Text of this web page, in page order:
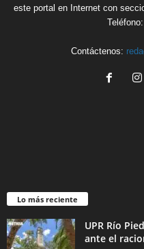
este portal en Internet con
Contáctenos:
Lo más reciente
UPR Río
ante el